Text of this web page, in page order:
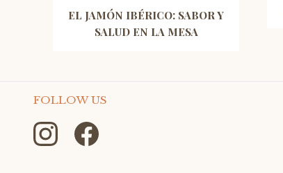
EL JAMÓN IBÉRICO: SABOR Y
SALUD EN LA MESA
FOLLOW US